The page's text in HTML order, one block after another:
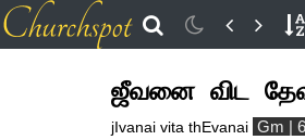
ஜீவனை விட
jIvanai vita thEvanai Gm |